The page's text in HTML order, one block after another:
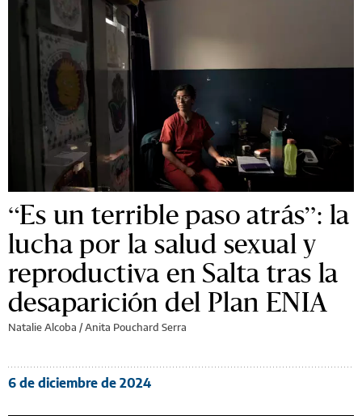
“Es un terrible paso atrás”: la
lucha por la salud sexual y
reproductiva en Salta tras la
desaparición del Plan ENIA
Natalie Alcoba /Anita Pouchard Serra
6 de diciembre de 2024